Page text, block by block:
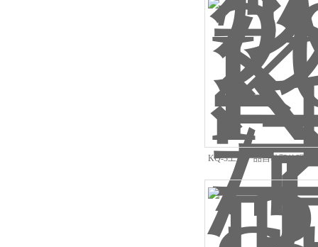
KQ-3工业产品自动颗粒强度
颗粒/粉末分析仪器